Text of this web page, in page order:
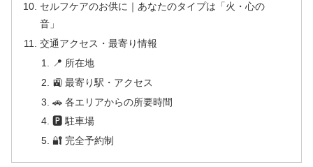
セルフケアのお供に｜あなたのタイプは「火・心の
音」
交通アクセス・最寄り情報
📍 所在地
🚉 最寄り駅・アクセス
🚗 各エリアからの所要時間
🅿 駐車場
🔐 完全予約制